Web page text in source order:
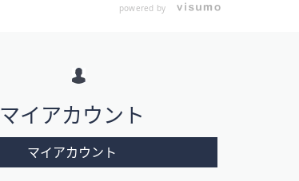
powered by
マイアカウント
マイアカウント